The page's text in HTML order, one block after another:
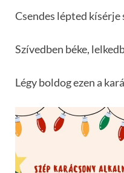
Csendes lépted kísérje
Szívedben béke,
Légy boldog ezen a